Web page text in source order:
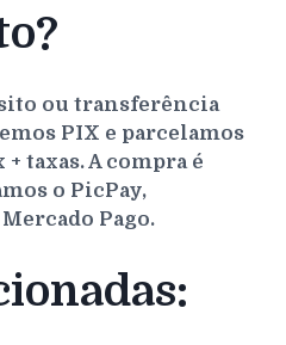
ou transferência
PIX e parcelamos
taxas. A compra é
o PicPay,
Pago.